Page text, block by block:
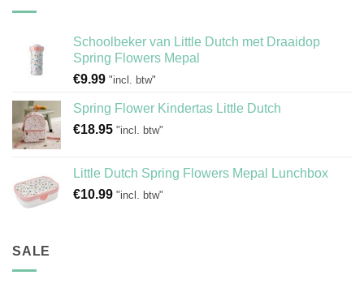
Schoolbeker van Little Dutch met Draaidop
Spring Flowers Mepal
€9.99 "incl. btw"
Spring Flower Kindertas Little Dutch
€18.95 "incl. btw"
Little Dutch Spring Flowers Mepal Lunchbox
€10.99 "incl. btw"
SALE